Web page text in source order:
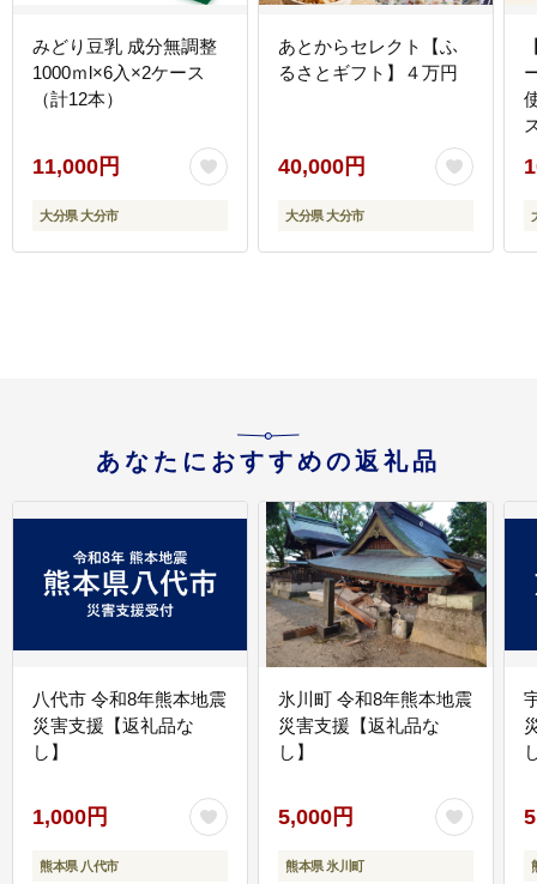
みどり豆乳 成分無調整
1000ｍl×6入×2ケース
（計12本）
11,000円
大分県 大分市
あとからセレクト【ふ
るさとギフト】４万円
40,000円
大分県 大分市
あなたにおすすめの返礼品
八代市 令和8年熊本地震
災害支援【返礼品な
し】
1,000円
熊本県 八代市
氷川町 令和8年熊本地震
災害支援【返礼品な
し】
5,000円
熊本県 氷川町